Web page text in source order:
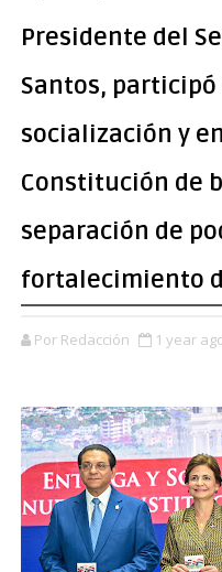
Presidente del
Santos, participó
socialización y
Constitución de
separación de
fortalecimiento
Por Redacción 1 year